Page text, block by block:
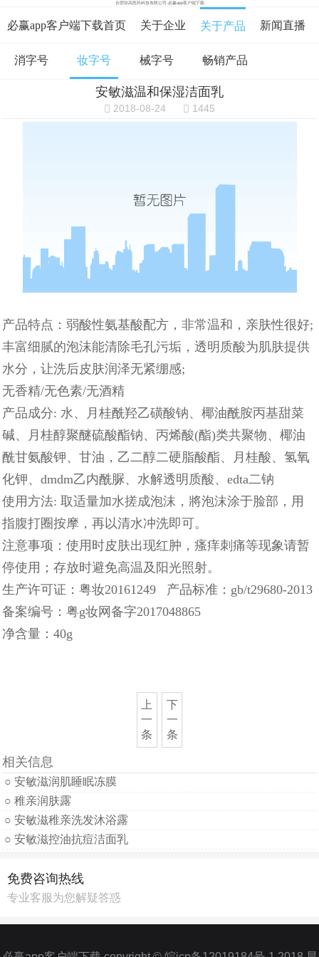
合肥弥高医药科技有限公司-必赢app客户端下载
必赢app客户端下载首页 关于企业 关于产品 新闻直播
在线咨询 资料下载 在线留言
必赢app客户端下载的人才招聘
消字号 妆字号 械字号 畅销产品
安敏滋温和保湿洁面乳
2018-08-24 1445
产品特点：弱酸性氨基酸配方，非常温和，亲肤性很好;
丰富细腻的泡沫能清除毛孔污垢，透明质酸为肌肤提供
水分，让洗后皮肤润泽无紧绷感;
无香精/无色素/无酒精
产品成分: 水、月桂酰羟乙磺酸钠、椰油酰胺丙基甜菜
碱、月桂醇聚醚硫酸酯钠、丙烯酸(酯)类共聚物、椰油
酰甘氨酸钾、甘油，乙二醇二硬脂酸酯、月桂酸、氢氧
化钾、dmdm乙内酰脲、水解透明质酸、edta二钠
使用方法: 取适量加水搓成泡沫，將泡沫涂于脸部，用
指腹打圈按摩，再以清水冲洗即可。
注意事项：使用时皮肤出现红肿，瘙痒刺痛等现象请暂
停使用；存放时避免高温及阳光照射。
生产许可证：粤妆20161249 产品标准：gb/t29680-2013
备案编号：粤g妆网备字2017048865
净含量：40g
上
一
条
下
一
条
相关信息
○ 安敏滋润肌睡眠冻膜
○ 稚亲润肤露
○ 安敏滋稚亲洗发沐浴露
○ 安敏滋控油抗痘洁面乳
免费咨询热线
专业客服为您解疑答惑